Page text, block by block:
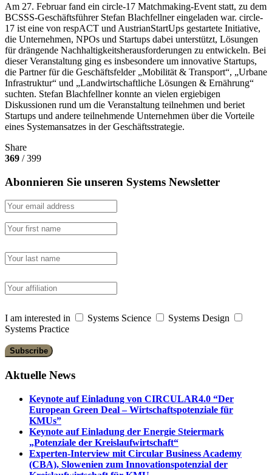
Am 27. Februar fand ein circle-17 Matchmaking-Event statt, zu dem
BCSSS-Geschäftsführer Stefan Blachfellner eingeladen war. circle-
17 ist eine von respACT und AustrianStartUps gestartete Initiative,
die Unternehmen, NPOs und Startups dabei unterstützt, Lösungen
für drängende Nachhaltigkeitsherausforderungen zu entwickeln. Bei
dieser Veranstaltung ging es insbesondere um innovative Startups,
die Partner für die Geschäftsfelder „Mobilität & Transport“, „Urbane
Infrastruktur“ und „Landwirtschaftliche Lösungen & Ernährung“
suchten. Stefan Blachfellner konnte an vielen ergiebigen
Diskussionen rund um die Veranstaltung teilnehmen und beriet
Startups und andere teilnehmende Unternehmen über die Vorteile
eines Systemansatzes in der Geschäftsstrategie.
Share
369 / 399
Abonnieren Sie unseren Systems Newsletter
I am interested in Systems Science
Systems Design
Systems Practice
Aktuelle News
Keynote auf Einladung von CIRCULAR4.0 “Der
European Green Deal – Wirtschaftspotenziale für
KMUs”
Keynote auf Einladung der Energie Steiermark
„Potenziale der Kreislaufwirtschaft“
Experten-Interview mit Circular Business Academy
(CBA), Slowenien zum Innovationspotenzial der